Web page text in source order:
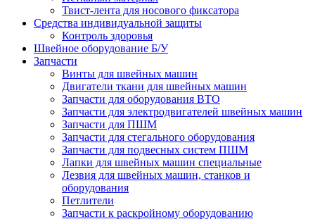
Твист-лента для носового фиксатора
Средства индивидуальной защиты
Контроль здоровья
Швейное оборудование Б/У
Запчасти
Винты для швейных машин
Двигатели ткани для швейных машин
Запчасти для оборудования ВТО
Запчасти для электродвигателей швейных машин
Запчасти для ПШМ
Запчасти для стегального оборудования
Запчасти для подвесных систем ПШМ
Лапки для швейных машин специальные
Лезвия для швейных машин, станков и
оборудования
Петлители
Запчасти к раскройному оборудованию